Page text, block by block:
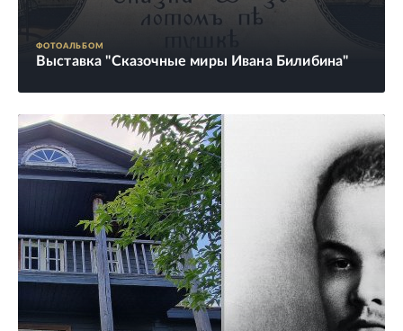
ФОТОАЛЬБОМ
Выставка "Сказочные миры Ивана Билибина"